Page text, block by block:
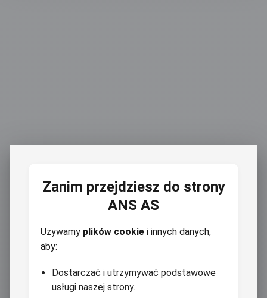
Zanim przejdziesz do strony
ANS AS
Używamy plików cookie i innych danych,
aby:
Dostarczać i utrzymywać podstawowe
usługi naszej strony.